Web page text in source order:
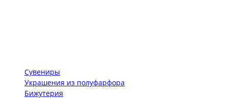
Сувениры
Украшения из полуфарфора
Бижутерия